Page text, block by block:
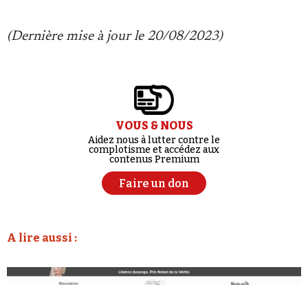
(Dernière mise à jour le 20/08/2023)
VOUS & NOUS
Aidez nous à lutter contre le
complotisme et accédez aux
contenus Premium
Faire un don
A lire aussi :